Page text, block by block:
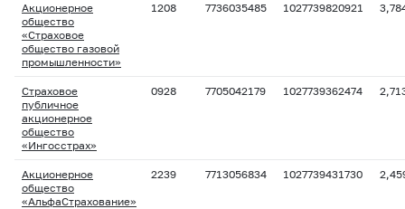
Акционерное
общество
«Страховое
общество газовой
промышленности»
1208 7736035485 1027739820921
Страховое
публичное
акционерное
общество
«Ингосстрах»
0928 7705042179 1027739362474
Акционерное
общество
«АльфаСтрахование»
2239 7713056834 1027739431730